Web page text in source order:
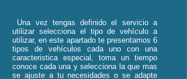
Una vez tengas definido el servicio a
utilizar selecciona el tipo de vehículo a
utilizar, en este apartado te presentamos 6
tipos de vehículos cada uno con una
caracteristica especial, toma un tiempo
conoce cada una y selecciona la que mas
se ajuste a tu necesidades o se adapte